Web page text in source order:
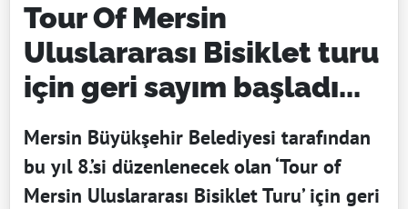
Tour Of Mersin
Uluslararası Bisiklet turu
için geri sayım başladı...
Mersin Büyükşehir Belediyesi tarafından
bu yıl 8.’si düzenlenecek olan ‘Tour of
Mersin Uluslararası Bisiklet Turu’ için geri